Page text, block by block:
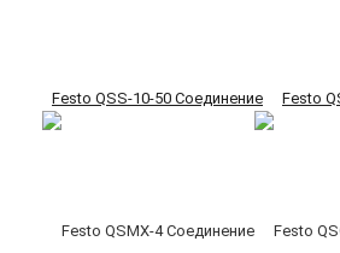
Festo QSS-10-50 Соединение Festo